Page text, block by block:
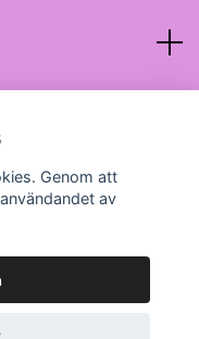
Genom att
av